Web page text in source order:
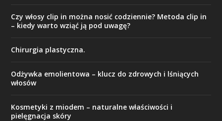
Czy włosy clip in można nosić codziennie? Metoda clip in
– kiedy warto wziąć ją pod uwagę?
Chirurgia plastyczna.
Odżywka emolientowa – klucz do zdrowych i lśniących
włosów
Kosmetyki z miodem – naturalne właściwości i
pielęgnacja skóry